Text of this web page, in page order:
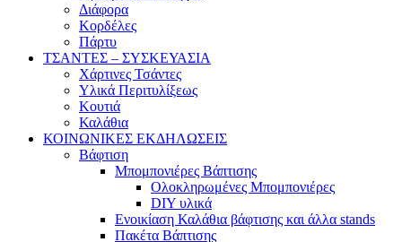
Διάφορα
Κορδέλες
Πάρτυ
ΤΣΑΝΤΕΣ – ΣΥΣΚΕΥΑΣΙΑ
Χάρτινες Τσάντες
Υλικά Περιτυλίξεως
Κουτιά
Καλάθια
ΚΟΙΝΩΝΙΚΕΣ ΕΚΔΗΛΩΣΕΙΣ
Βάφτιση
Μπομπονιέρες Βάπτισης
Ολοκληρωμένες Μπομπονιέρες
DIY υλικά
Ενοικίαση Καλάθια βάφτισης και άλλα stands
Πακέτα Βάπτισης